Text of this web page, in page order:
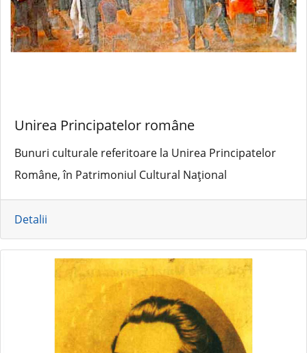
Unirea Principatelor române
Bunuri culturale referitoare la Unirea Principatelor
Române, în Patrimoniul Cultural Național
Detalii